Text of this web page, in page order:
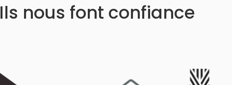
Ils nous font confiance